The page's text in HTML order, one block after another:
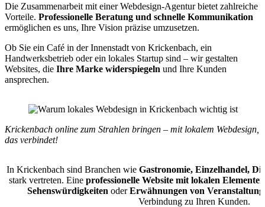
Die Zusammenarbeit mit einer Webdesign-Agentur bietet zahlreiche
Vorteile. Professionelle Beratung und schnelle Kommunikation
ermöglichen es uns, Ihre Vision präzise umzusetzen.
Ob Sie ein Café in der Innenstadt von Krickenbach, ein
Handwerksbetrieb oder ein lokales Startup sind – wir gestalten
Websites, die Ihre Marke widerspiegeln und Ihre Kunden
ansprechen.
Krickenbach online zum Strahlen bringen – mit lokalem Webdesign,
das verbindet!
In Krickenbach sind Branchen wie Gastronomie, Einzelhandel,
stark vertreten. Eine professionelle Website mit lokalen Elementen
Sehenswürdigkeiten oderErwähnungen von
Verbindung zu Ihren Kunden.